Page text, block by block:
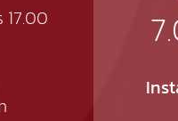
17.00